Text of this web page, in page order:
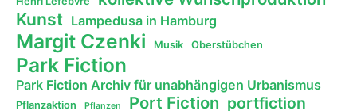
Kunst Lampedusa in Hamburg
Margit Czenki Musik Oberstübchen
Park Fiction
Park Fiction Archiv für unabhängigen Urbanismus
Pflanzaktion Pflanzen Port Fiction portfiction